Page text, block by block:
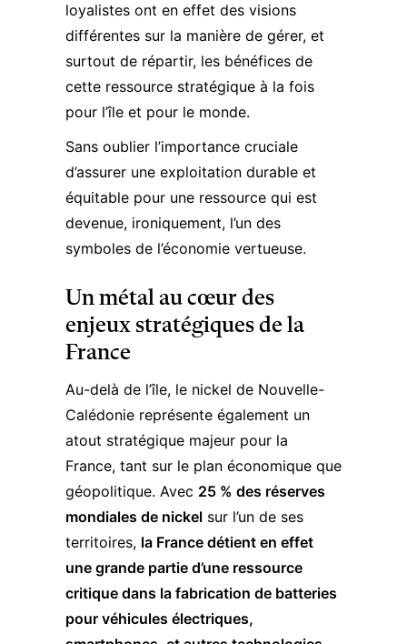
loyalistes ont en effet des visions
différentes sur la manière de gérer, et
surtout de répartir, les bénéfices de
cette ressource stratégique à la fois
pour l’île et pour le monde.
Sans oublier l’importance cruciale
d’assurer une exploitation durable et
équitable pour une ressource qui est
devenue, ironiquement, l’un des
symboles de l’économie vertueuse.
Un métal au cœur des
enjeux stratégiques de la
France
Au-delà de l’île, le nickel de Nouvelle-
Calédonie représente également un
atout stratégique majeur pour la
France, tant sur le plan économique que
géopolitique. Avec 25 % des réserves
mondiales de nickel sur l’un de ses
territoires, la France détient en effet
une grande partie d’une ressource
critique dans la fabrication de batteries
pour véhicules électriques,